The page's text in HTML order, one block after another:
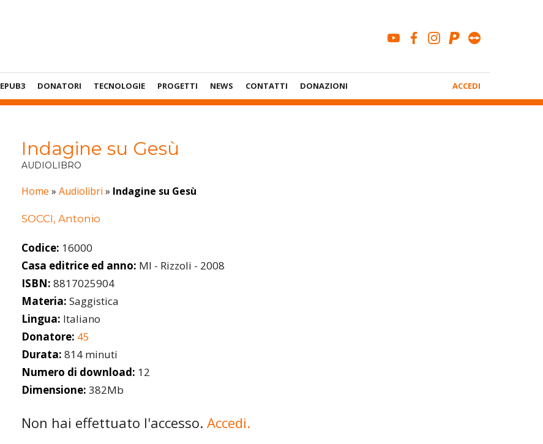
youtubefacebook
instagram
paypal
EPUB3 DONATORI TECNOLOGIE PROGETTI NEWS CONTATTI DONAZIONI
Account
ACCEDI
Indagine su Gesù
AUDIOLIBRO
Home » Audiolibri » Indagine su Gesù
SOCCI, Antonio
Codice: 16000
Casa editrice ed anno: MI - Rizzoli - 2008
ISBN: 8817025904
Materia: Saggistica
Lingua: Italiano
Donatore: 45
Durata: 814 minuti
Numero di download: 12
Dimensione: 382Mb
Non hai effettuato l'accesso. Accedi.